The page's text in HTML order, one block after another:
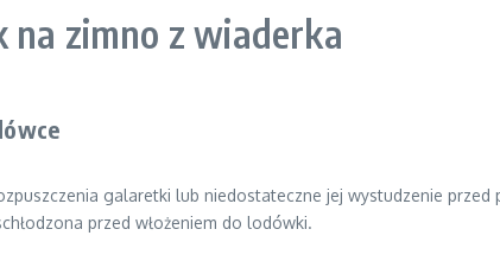
na zimno z wiaderka
galaretki lub niedostateczne jej wystudzenie przed
przed włożeniem do lodówki.